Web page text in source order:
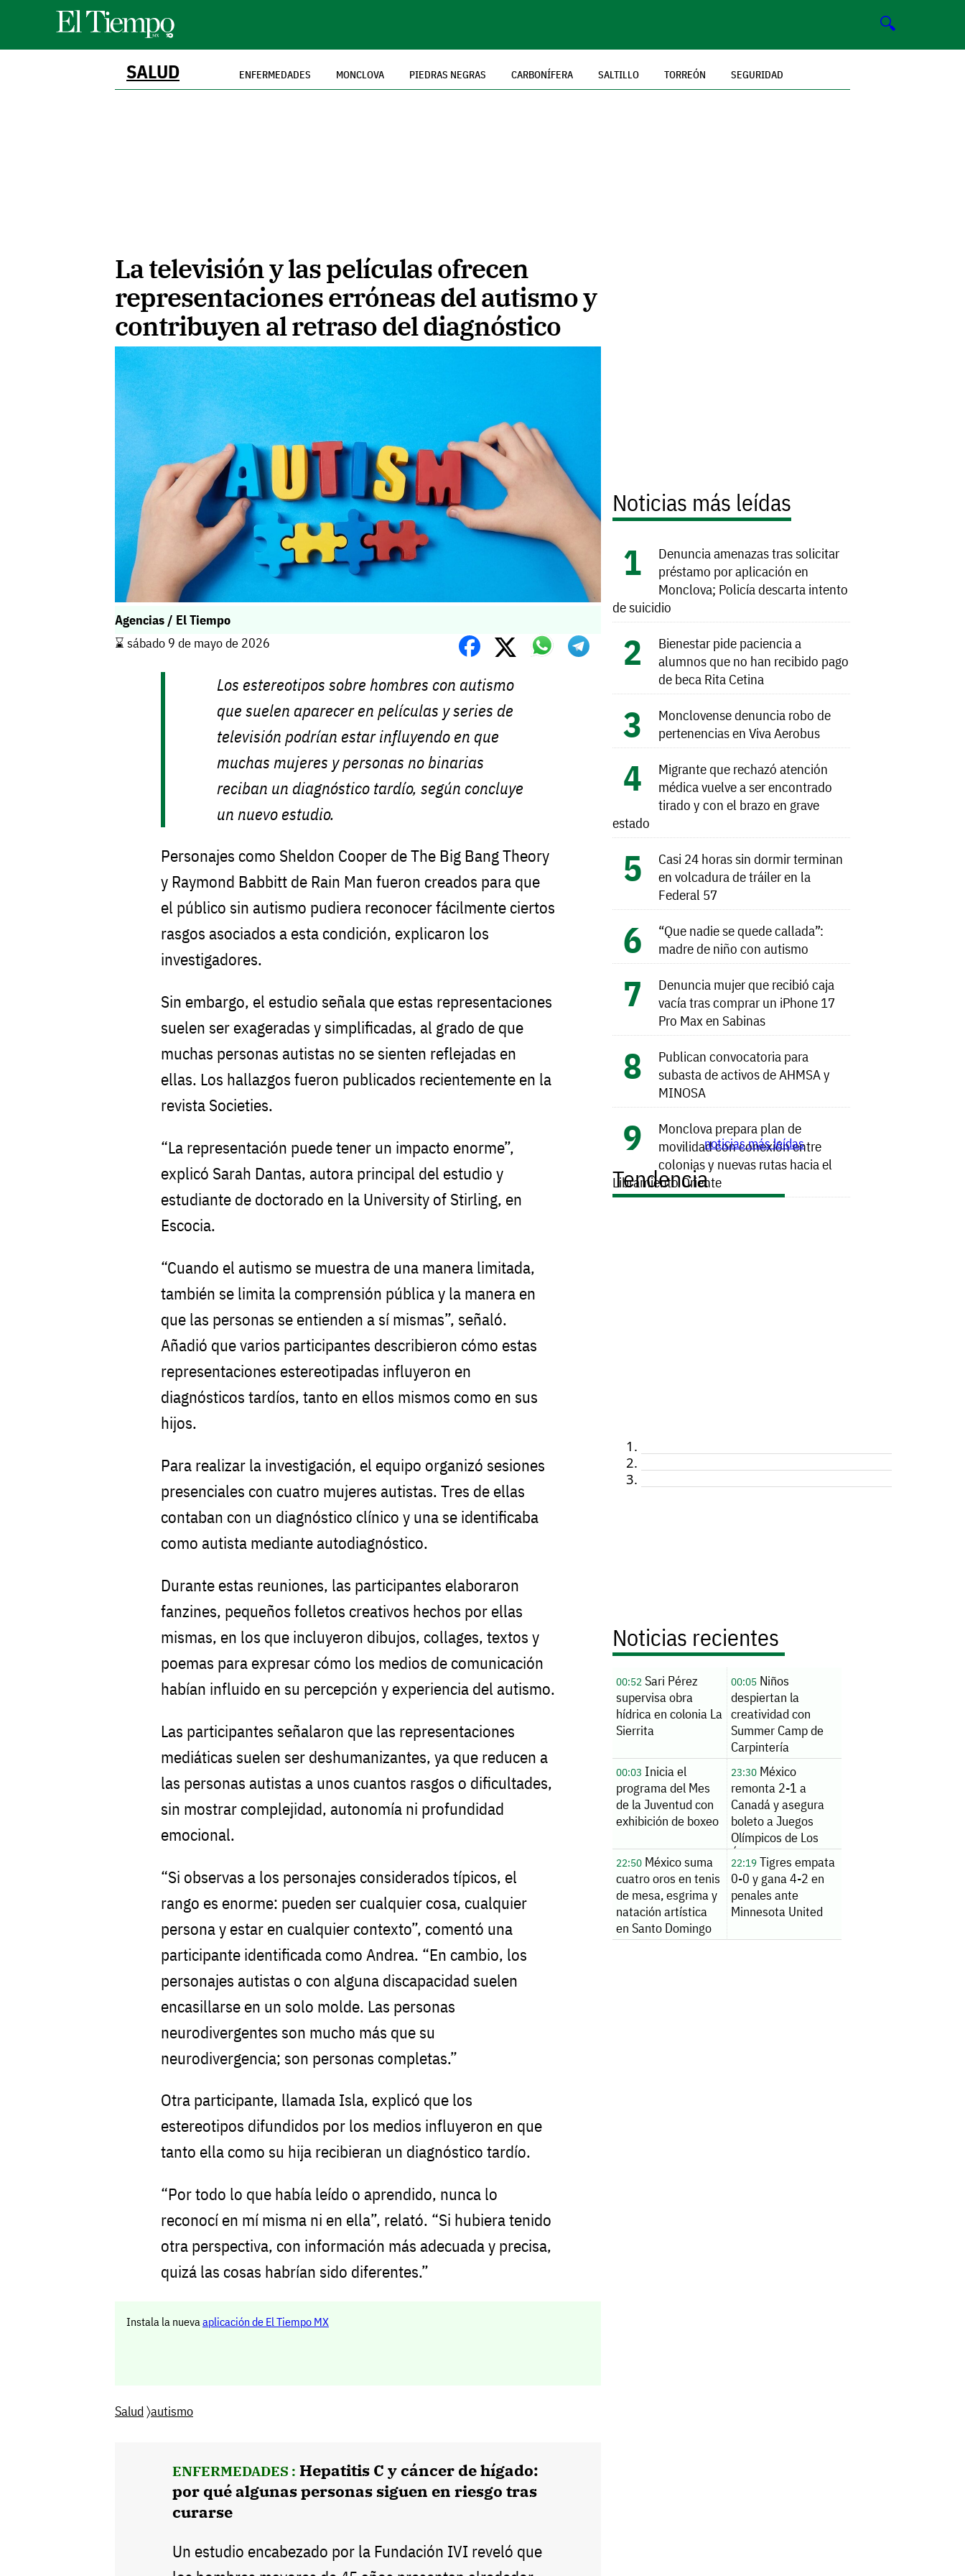
🔍
SALUD ENFERMEDADES MONCLOVA PIEDRAS NEGRAS CARBONÍFERA SALTILLO TORREÓN SEGURIDAD
La televisión y las películas ofrecen
representaciones erróneas del autismo y
contribuyen al retraso del diagnóstico
Agencias / El Tiempo
⌛️ sábado 9 de mayo de 2026
Los estereotipos sobre hombres con autismo
que suelen aparecer en películas y series de
televisión podrían estar influyendo en que
muchas mujeres y personas no binarias
reciban un diagnóstico tardío, según concluye
un nuevo estudio.
Personajes como Sheldon Cooper de The Big Bang Theory
y Raymond Babbitt de Rain Man fueron creados para que
el público sin autismo pudiera reconocer fácilmente ciertos
rasgos asociados a esta condición, explicaron los
investigadores.
Sin embargo, el estudio señala que estas representaciones
suelen ser exageradas y simplificadas, al grado de que
muchas personas autistas no se sienten reflejadas en
ellas. Los hallazgos fueron publicados recientemente en la
revista Societies.
“La representación puede tener un impacto enorme”,
explicó Sarah Dantas, autora principal del estudio y
estudiante de doctorado en la University of Stirling, en
Escocia.
“Cuando el autismo se muestra de una manera limitada,
también se limita la comprensión pública y la manera en
que las personas se entienden a sí mismas”, señaló.
Añadió que varios participantes describieron cómo estas
representaciones estereotipadas influyeron en
diagnósticos tardíos, tanto en ellos mismos como en sus
hijos.
Para realizar la investigación, el equipo organizó sesiones
presenciales con cuatro mujeres autistas. Tres de ellas
contaban con un diagnóstico clínico y una se identificaba
como autista mediante autodiagnóstico.
Durante estas reuniones, las participantes elaboraron
fanzines, pequeños folletos creativos hechos por ellas
mismas, en los que incluyeron dibujos, collages, textos y
poemas para expresar cómo los medios de comunicación
habían influido en su percepción y experiencia del autismo.
Las participantes señalaron que las representaciones
mediáticas suelen ser deshumanizantes, ya que reducen a
las personas autistas a unos cuantos rasgos o dificultades,
sin mostrar complejidad, autonomía ni profundidad
emocional.
“Si observas a los personajes considerados típicos, el
rango es enorme: pueden ser cualquier cosa, cualquier
persona y estar en cualquier contexto”, comentó una
participante identificada como Andrea. “En cambio, los
personajes autistas o con alguna discapacidad suelen
encasillarse en un solo molde. Las personas
neurodivergentes son mucho más que su
neurodivergencia; son personas completas.”
Otra participante, llamada Isla, explicó que los
estereotipos difundidos por los medios influyeron en que
tanto ella como su hija recibieran un diagnóstico tardío.
“Por todo lo que había leído o aprendido, nunca lo
reconocí en mí misma ni en ella”, relató. “Si hubiera tenido
otra perspectiva, con información más adecuada y precisa,
quizá las cosas habrían sido diferentes.”
Instala la nuevaaplicación de El Tiempo MX
Salud 〉autismo
ENFERMEDADES : Hepatitis C y cáncer de hígado:
por qué algunas personas siguen en riesgo tras
curarse
Un estudio encabezado por la Fundación IVI reveló que
Noticias más leídas
Denuncia amenazas tras solicitar
préstamo por aplicación en
Monclova; Policía descarta intento
de suicidio
Bienestar pide paciencia a
alumnos que no han recibido pago
de beca Rita Cetina
Monclovense denuncia robo de
pertenencias en Viva Aerobus
Migrante que rechazó atención
médica vuelve a ser encontrado
tirado y con el brazo en grave
estado
Casi 24 horas sin dormir terminan
en volcadura de tráiler en la
Federal 57
“Que nadie se quede callada”:
madre de niño con autismo
Denuncia mujer que recibió caja
vacía tras comprar un iPhone 17
Pro Max en Sabinas
Publican convocatoria para
subasta de activos de AHMSA y
MINOSA
Monclova prepara plan de
movilidad con conexión entre
colonias y nuevas rutas hacia el
Libramiento Oriente
noticias más leídas
Tendencia
Noticias recientes
00:52 Sari Pérez
supervisa obra
hídrica en colonia La
Sierrita
00:05Niños
despiertan la
creatividad con
Summer Camp de
Carpintería
00:03 Inicia el
programa del Mes
de la Juventud con
exhibición de boxeo
23:30México
remonta 2-1 a
Canadá y asegura
boleto a Juegos
Olímpicos de Los
Ángeles 2028
22:50 México suma
cuatro oros en tenis
de mesa, esgrima y
natación artística
en Santo Domingo
22:19Tigres empata
0-0 y gana 4-2 en
penales ante
Minnesota United